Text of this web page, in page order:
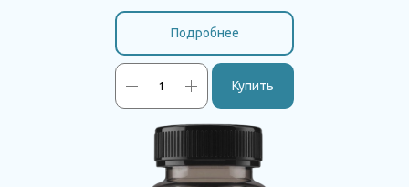
Подробнее
Купить